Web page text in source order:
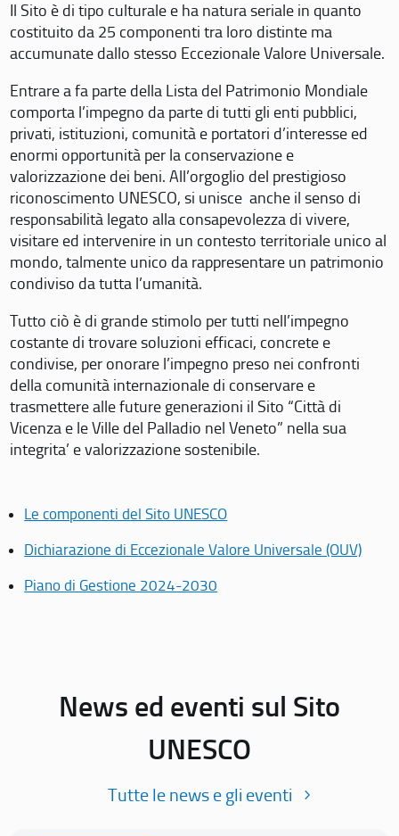
Il Sito è di tipo culturale e ha natura seriale in quanto
costituito da 25 componenti tra loro distinte ma
accumunate dallo stesso Eccezionale Valore Universale.
Entrare a fa parte della Lista del Patrimonio Mondiale
comporta l’impegno da parte di tutti gli enti pubblici,
privati, istituzioni, comunità e portatori d’interesse ed
enormi opportunità per la conservazione e
valorizzazione dei beni. All’orgoglio del prestigioso
riconoscimento UNESCO, si unisce anche il senso di
responsabilità legato alla consapevolezza di vivere,
visitare ed intervenire in un contesto territoriale unico al
mondo, talmente unico da rappresentare un patrimonio
condiviso da tutta l’umanità.
Tutto ciò è di grande stimolo per tutti nell’impegno
costante di trovare soluzioni efficaci, concrete e
condivise, per onorare l’impegno preso nei confronti
della comunità internazionale di conservare e
trasmettere alle future generazioni il Sito “Città di
Vicenza e le Ville del Palladio nel Veneto” nella sua
integrita’ e valorizzazione sostenibile.
Le componenti del Sito UNESCO
Dichiarazione di Eccezionale Valore Universale (OUV)
Piano di Gestione 2024-2030
News ed eventi sul Sito
UNESCO
Tutte le news e gli eventi